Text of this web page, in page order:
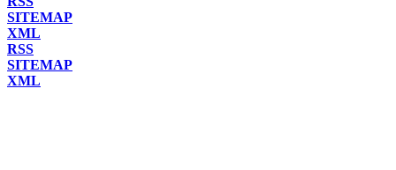
SITEMAP
XML
RSS
SITEMAP
XML